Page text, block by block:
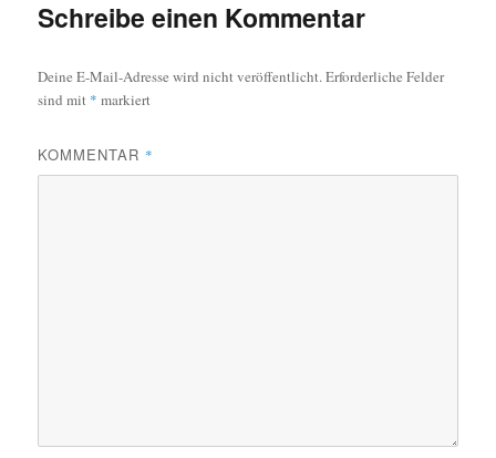
Schreibe einen Kommentar
Deine E-Mail-Adresse wird nicht veröffentlicht.Erforderliche Felder
sind mit * markiert
KOMMENTAR *